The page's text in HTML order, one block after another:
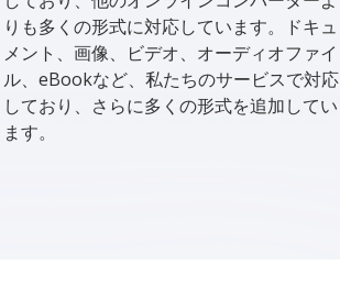
りも多くの形式に対応しています。ドキュ
メント、画像、ビデオ、オーディオファイ
ル、eBookなど、私たちのサービスで対応
しており、さらに多くの形式を追加してい
ます。